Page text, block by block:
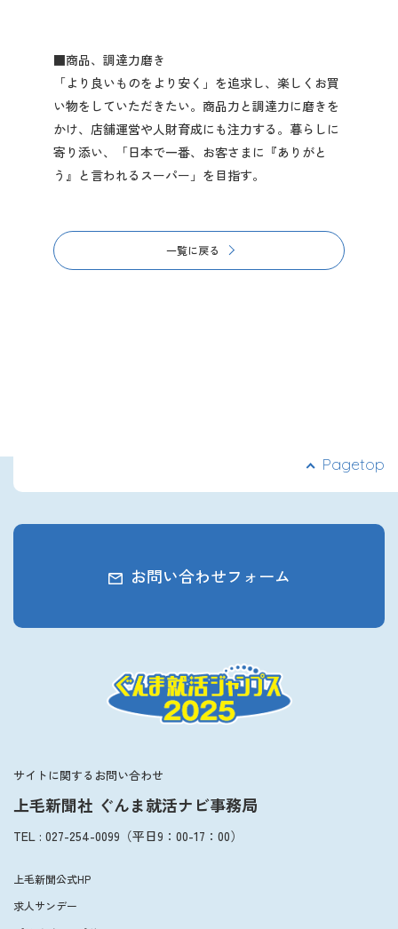
■商品、調達力磨き
「より良いものをより安く」を追求し、楽しくお買
い物をしていただきたい。商品力と調達力に磨きを
かけ、店舗運営や人財育成にも注力する。暮らしに
寄り添い、「日本で一番、お客さまに『ありがと
う』と言われるスーパー」を目指す。
一覧に戻る
お問い合わせフォーム
サイトに関するお問い合わせ
上毛新聞社 ぐんま就活ナビ事務局
TEL : 027-254-0099 （平日9：00-17：00）
上毛新聞公式HP
求人サンデー
Pagetop